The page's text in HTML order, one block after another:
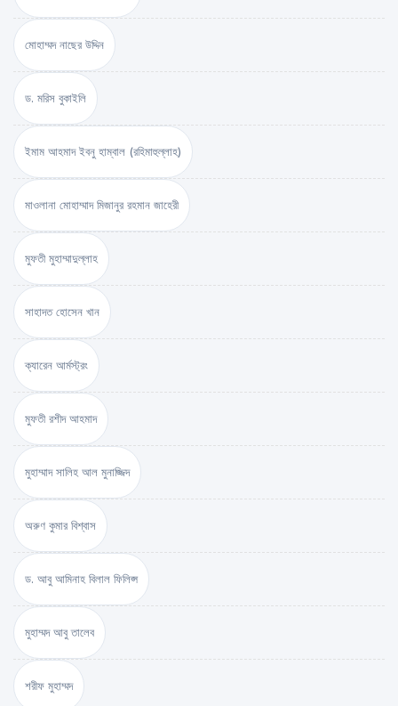
মোহাম্মদ নাছের উদ্দিন
ড. মরিস বুকাইলি
ইমাম আহমাদ ইবনু হাম্বাল (রহিমাহুল্লাহ)
মাওলানা মোহাম্মাদ মিজানুর রহমান জাহেরী
মুফতী মুহাম্মাদুল্লাহ
সাহাদত হোসেন খান
ক্যারেন আর্মস্ট্রং
মুফতী রশীদ আহমাদ
মুহাম্মাদ সালিহ আল মুনাজ্জিদ
অরুণ কুমার বিশ্বাস
ড. আবু আমিনাহ বিলাল ফিলিপ্স
মুহাম্মদ আবু তালেব
শরীফ মুহাম্মদ